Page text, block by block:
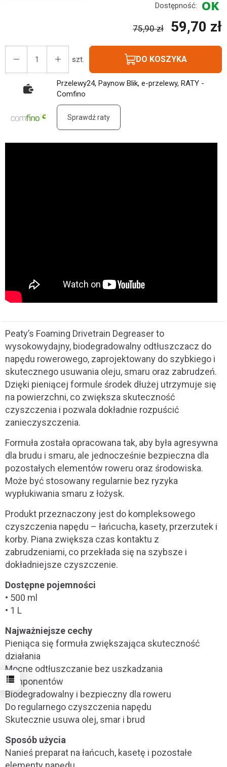
Dostępność:
75,90 zł 59,70 zł
szt. DO KOSZYKA
Przelewy24, Paynow Blik, e-przelewy, RATY -
Comfino
Sprawdź raty
Peaty’s Foaming Drivetrain Degreaser to
wysokowydajny, biodegradowalny odtłuszczacz do
napędu rowerowego, zaprojektowany do szybkiego i
skutecznego usuwania oleju, smaru oraz zabrudzeń.
Dzięki pieniącej formule środek dłużej utrzymuje się
na powierzchni, co zwiększa skuteczność
czyszczenia i pozwala dokładnie rozpuścić
zanieczyszczenia.
Formuła została opracowana tak, aby była agresywna
dla brudu i smaru, ale jednocześnie bezpieczna dla
pozostałych elementów roweru oraz środowiska.
Może być stosowany regularnie bez ryzyka
wypłukiwania smaru z łożysk.
Produkt przeznaczony jest do kompleksowego
czyszczenia napędu – łańcucha, kasety, przerzutek i
korby. Piana zwiększa czas kontaktu z
zabrudzeniami, co przekłada się na szybsze i
dokładniejsze czyszczenie.
Dostępne pojemności
• 500 ml
• 1 L
Najważniejsze cechy
Pieniąca się formuła zwiększająca skuteczność
działania
Mocne odtłuszczanie bez uszkadzania
komponentów
Biodegradowalny i bezpieczny dla roweru
Do regularnego czyszczenia napędu
Skutecznie usuwa olej, smar i brud
Sposób użycia
Nanieś preparat na łańcuch, kasetę i pozostałe